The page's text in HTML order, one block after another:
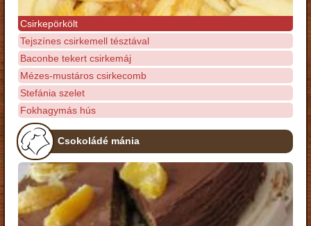
Csirkepörkölt
Tejszínes csirkemell tésztával
Baconbe tekert csirkemáj
Mézes-mustáros csirkecomb
Stefánia szelet
Fokhagymás hús
Csokoládé mánia